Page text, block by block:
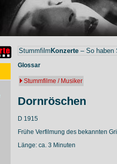
Stummfilm Konzerte – So haben
Glossar
Stummfilme / Musiker
Dornröschen
D 1915
Frühe Verfilmung des bekannten
Länge: ca. 3 Minuten